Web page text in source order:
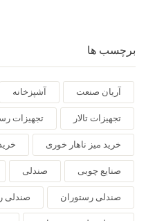
برچسب ها
آریان صنعت آشپزخانه
تجهیزات تالار تجهیزات
خرید میز ناهار خوری
صنایع چوبی صندلی
صندلی رستوران صندلی